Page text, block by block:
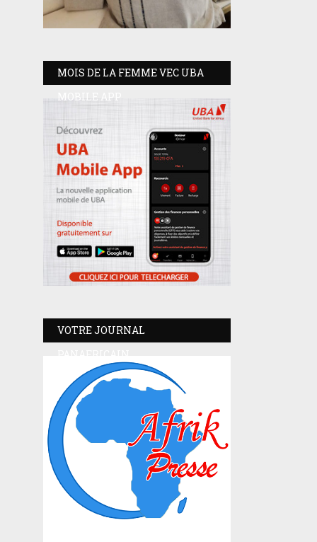
MOIS DE LA FEMME VEC UBA
MOBILE APP
VOTRE JOURNAL